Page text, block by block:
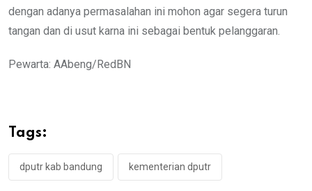
dengan adanya permasalahan ini mohon agar segera turun
tangan dan di usut karna ini sebagai bentuk pelanggaran.
Pewarta: AAbeng/RedBN
Tags:
dputr kab bandung kementerian dputr